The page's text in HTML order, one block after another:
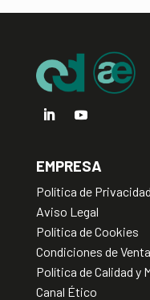
:
EMPRESA
Política de Privacidad
Aviso Legal
Política de Cookies
Condiciones de Venta
Política de Calidad y
Canal Ético